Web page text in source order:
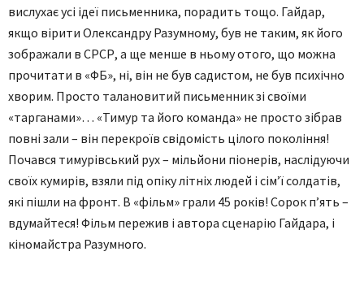
вислухає усі ідеї письменника, порадить тощо. Гайдар,
якщо вірити Олександру Разумному, був не таким, як його
зображали в СРСР, а ще менше в ньому отого, що можна
прочитати в «ФБ», ні, він не був садистом, не був психічно
хворим. Просто талановитий письменник зі своїми
«тарганами»… «Тимур та його команда» не просто зібрав
повні зали – він перекроїв свідомість цілого покоління!
Почався тимурівський рух – мільйони піонерів, наслідуючи
своїх кумирів, взяли під опіку літніх людей і сім’ї солдатів,
які пішли на фронт. В «фільм» грали 45 років! Сорок п’ять –
вдумайтеся! Фільм пережив і автора сценарію Гайдара, і
кіномайстра Разумного.